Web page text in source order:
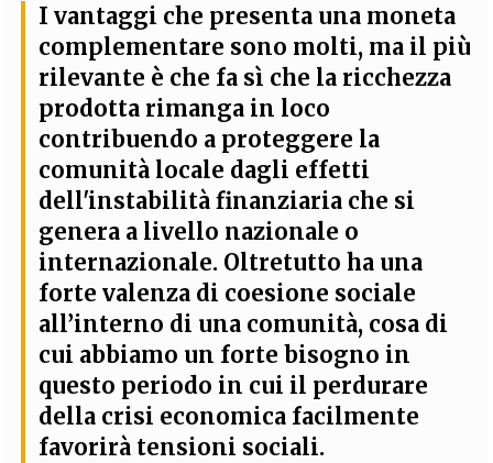
I vantaggi che presenta una moneta
complementare sono molti, ma il più
rilevante è che fa sì che la ricchezza
prodotta rimanga in loco
contribuendo a proteggere la
comunità locale dagli effetti
dell'instabilità finanziaria che si
genera a livello nazionale o
internazionale. Oltretutto ha una
forte valenza di coesione sociale
all’interno di una comunità, cosa di
cui abbiamo un forte bisogno in
questo periodo in cui il perdurare
della crisi economica facilmente
favorirà tensioni sociali.